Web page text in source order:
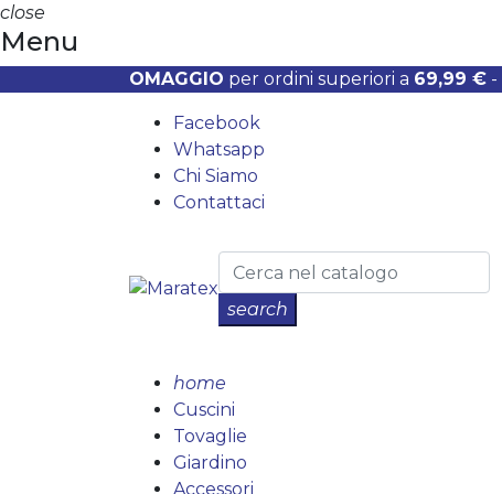
close
Menu
OMAGGIO per ordini superiori a 69,99 € -
Facebook
Whatsapp
Chi Siamo
Contattaci
search
home
Cuscini
Tovaglie
Giardino
Accessori